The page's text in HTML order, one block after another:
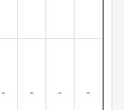
- - - -